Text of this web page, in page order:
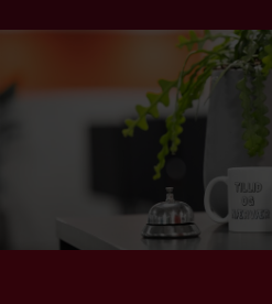
en aktiv
humøret